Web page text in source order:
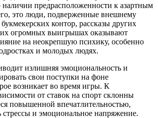
наличии предрасположенности к азартным
это люди, подверженные внешнему
контор, рассказы других
огромных выигрышах оказывают
на неокрепшую психику, особенно
и молодых людях.
излишняя эмоциональность и
свои поступки на фоне
возникает во время игры. К
от ставок на спорт склонны
повышенной впечатлительностью,
стрессы и эмоциональное напряжение.